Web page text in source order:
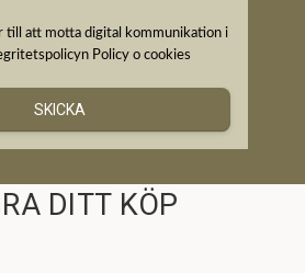
till att motta digital kommunikation i
Policy o cookies
SKICKA
DITT KÖP